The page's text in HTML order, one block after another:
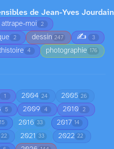
de Jean-Yves Jourdain
attrape-moi 2
2 dessin 247 ✍️ 3
4 photographie 176
1 2004 24 2005 26
5 2009 4 2010 2
15 2016 33 2017 14
22 2021 33 2022 22